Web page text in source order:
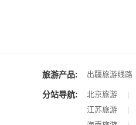
旅游产品: 出疆旅游线路
分站导航: 北京旅游 |
江苏旅游 |